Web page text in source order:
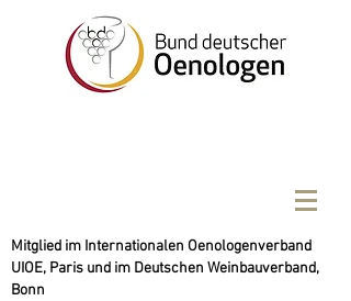
Mitglied im Internationalen Oenologenverband
UIOE, Paris und im Deutschen Weinbauverband,
Bonn